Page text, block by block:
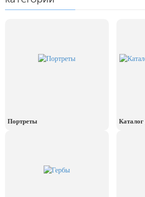
24 мая, День славянской
22 июня, День памяти и скорби
подпольщиков
Портреты